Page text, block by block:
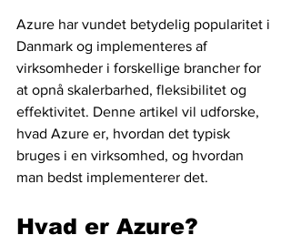
Azure har vundet betydelig popularitet i
Danmark og implementeres af
virksomheder i forskellige brancher for
at opnå skalerbarhed, fleksibilitet og
effektivitet. Denne artikel vil udforske,
hvad Azure er, hvordan det typisk
bruges i en virksomhed, og hvordan
man bedst implementerer det.
Hvad er Azure?